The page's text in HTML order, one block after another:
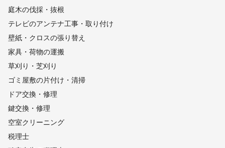
庭木の伐採・抜根
テレビのアンテナ工事・取り付け
壁紙・クロスの張り替え
家具・荷物の運搬
草刈り・芝刈り
ゴミ屋敷の片付け・清掃
ドア交換・修理
鍵交換・修理
空室クリーニング
税理士